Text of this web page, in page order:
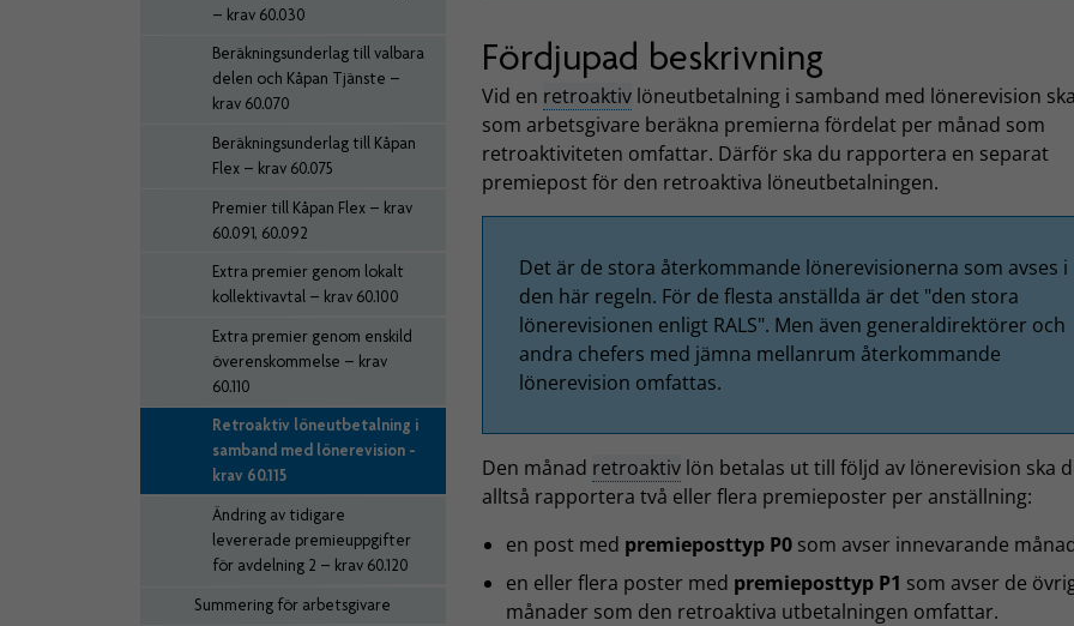
– krav 60.030
Beräkningsunderlag till valbara
delen och Kåpan Tjänste –
krav 60.070
Beräkningsunderlag till Kåpan
Flex – krav 60.075
Premier till Kåpan Flex – krav
60.091, 60.092
Extra premier genom lokalt
kollektivavtal – krav 60.100
Extra premier genom enskild
överenskommelse – krav
60.110
Retroaktiv löneutbetalning i
samband med lönerevision -
krav 60.115
Ändring av tidigare
levererade premieuppgifter
för avdelning 2 – krav 60.120
Summering för arbetsgivare
Fördjupad beskrivning
Vid en retroaktiv löneutbetalning i samband med lönerevision
som arbetsgivare beräkna premierna fördelat per månad som
retroaktiviteten omfattar. Därför ska du rapportera en separat
premiepost för den retroaktiva löneutbetalningen.
Det är de stora återkommande lönerevisionerna som avses i
den här regeln. För de flesta anställda är det "den stora
lönerevisionen enligt RALS". Men även generaldirektörer och
andra chefers med jämna mellanrum återkommande
lönerevision omfattas.
Den månad retroaktiv lön betalas ut till följd av lönerevision ska
alltså rapportera två eller flera premieposter per anställning:
en post med premieposttyp P0 som avser innevarande
en eller flera poster med premieposttyp P1 som avser de
månader som den retroaktiva utbetalningen omfattar.